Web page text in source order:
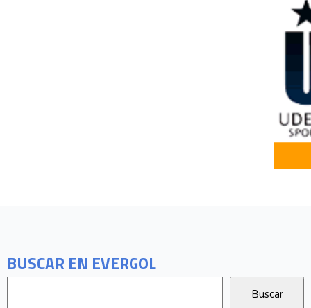
BUSCAR EN EVERGOL